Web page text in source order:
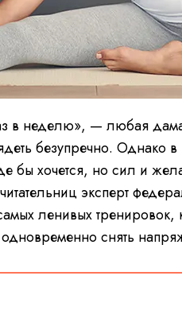
в неделю», — любая
безупречно. Однако
бы хочется, но сил и
эксперт
ленивых тренировок,
снять